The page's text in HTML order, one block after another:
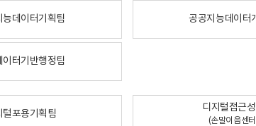
능데이터기획팀 공공지능데이터
이터기반행정팀
털포용기획팀
디지털접근
(손말이음센